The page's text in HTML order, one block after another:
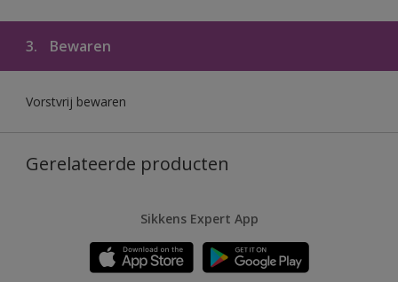
3. Bewaren
Vorstvrij bewaren
Gerelateerde producten
Sikkens Expert App